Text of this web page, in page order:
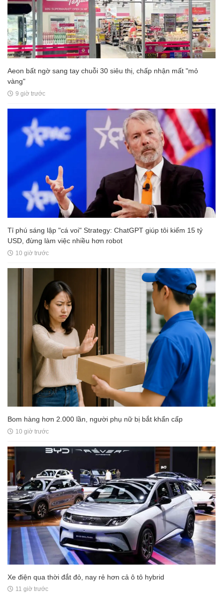
Aeon bất ngờ sang tay chuỗi 30 siêu thị, chấp nhận mất "mỏ
vàng"
9 giờ trước
Tỉ phú sáng lập "cá voi" Strategy: ChatGPT giúp tôi kiếm 15 tỷ
USD, đừng làm việc nhiều hơn robot
10 giờ trước
Bom hàng hơn 2.000 lần, người phụ nữ bị bắt khẩn cấp
10 giờ trước
Xe điện qua thời đắt đỏ, nay rẻ hơn cả ô tô hybrid
11 giờ trước